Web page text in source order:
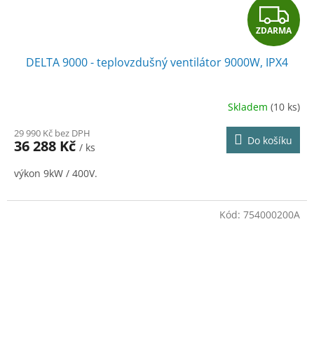
Z
D
A
R
M
A
ZDARMA
DELTA 9000 - teplovzdušný ventilátor 9000W, IPX4
Skladem (10 ks)
29 990 Kč bez DPH
36 288 Kč / ks
Do košíku
výkon 9kW / 400V.
Kód: 754000200A